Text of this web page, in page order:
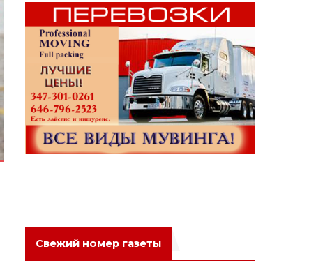
Свежий номер газеты